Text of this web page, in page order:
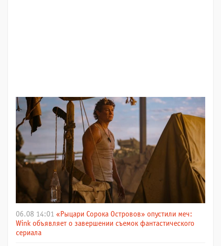
06.08 14:01 «Рыцари Сорока Островов» опустили меч:
Wink объявляет о завершении съемок фантастического
сериала